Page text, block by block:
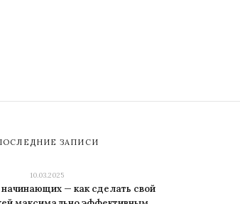
ЗАПИСИ
10.03.2025
— как сделать свой